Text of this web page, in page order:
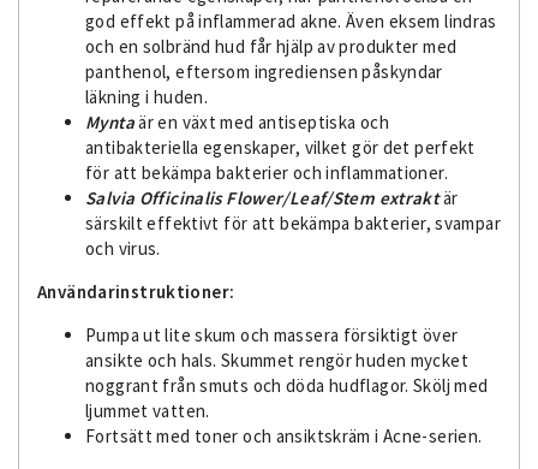
god effekt på inflammerad akne. Även eksem lindras
och en solbränd hud får hjälp av produkter med
panthenol, eftersom ingrediensen påskyndar
läkning i huden.
Myntaär en växt med antiseptiska och
antibakteriella egenskaper, vilket gör det perfekt
för att bekämpa bakterier och inflammationer.
Salvia Officinalis Flower/Leaf/Stem extraktär
särskilt effektivt för att bekämpa bakterier, svampar
och virus.
Användarinstruktioner:
Pumpa ut lite skum och massera försiktigt över
ansikte och hals. Skummet rengör huden mycket
noggrant från smuts och döda hudflagor. Skölj med
ljummet vatten.
Fortsätt med toner och ansiktskräm i Acne-serien.